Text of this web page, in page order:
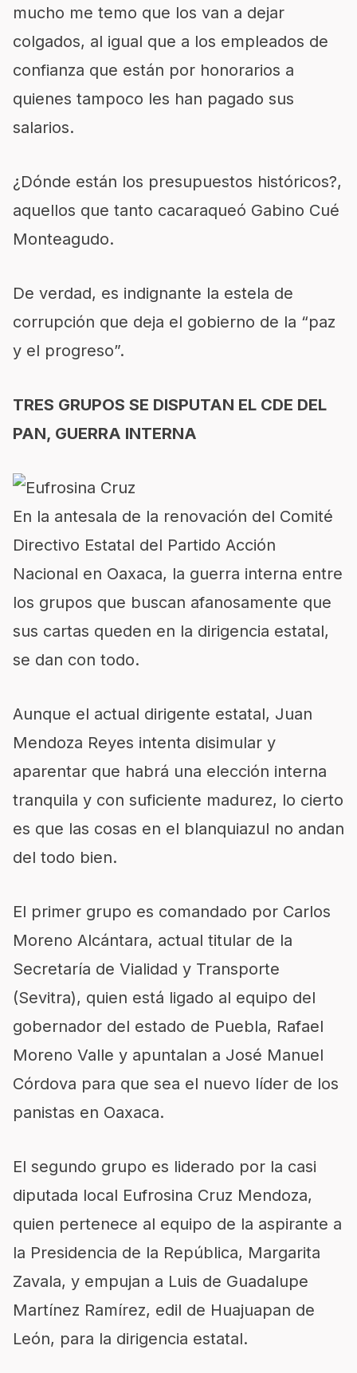
mucho me temo que los van a dejar
colgados, al igual que a los empleados de
confianza que están por honorarios a
quienes tampoco les han pagado sus
salarios.
¿Dónde están los presupuestos históricos?,
aquellos que tanto cacaraqueó Gabino Cué
Monteagudo.
De verdad, es indignante la estela de
corrupción que deja el gobierno de la “paz
y el progreso”.
TRES GRUPOS SE DISPUTAN EL CDE DEL
PAN, GUERRA INTERNA
En la antesala de la renovación del Comité
Directivo Estatal del Partido Acción
Nacional en Oaxaca, la guerra interna entre
los grupos que buscan afanosamente que
sus cartas queden en la dirigencia estatal,
se dan con todo.
Aunque el actual dirigente estatal, Juan
Mendoza Reyes intenta disimular y
aparentar que habrá una elección interna
tranquila y con suficiente madurez, lo cierto
es que las cosas en el blanquiazul no andan
del todo bien.
El primer grupo es comandado por Carlos
Moreno Alcántara, actual titular de la
Secretaría de Vialidad y Transporte
(Sevitra), quien está ligado al equipo del
gobernador del estado de Puebla, Rafael
Moreno Valle y apuntalan a José Manuel
Córdova para que sea el nuevo líder de los
panistas en Oaxaca.
El segundo grupo es liderado por la casi
diputada local Eufrosina Cruz Mendoza,
quien pertenece al equipo de la aspirante a
la Presidencia de la República, Margarita
Zavala, y empujan a Luis de Guadalupe
Martínez Ramírez, edil de Huajuapan de
León, para la dirigencia estatal.